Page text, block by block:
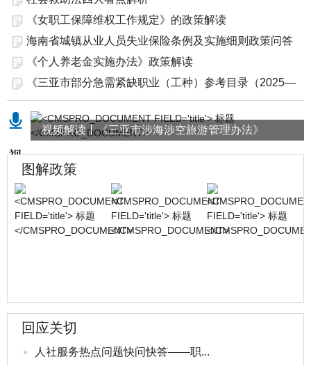
《女职工保障维权工作规定》的政策解读
海南省城镇从业人员失业保险条例及实施细则政策问答
《个人养老金实施办法》政策解读
《三亚市部分急需紧缺职业（工种）参考目录（2025—
20...
视频解读丨《三亚市涉海涉空旅游管理办法》
图解政策
回应关切
人社服务热点问题快问快答——职...